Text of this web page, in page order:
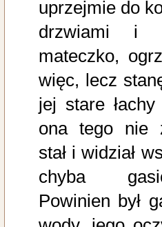
uprzejmie do
drzwiami i
mateczko,
więc, lecz
jej stare
ona tego nie
stał i widział
chyba
Powinien był